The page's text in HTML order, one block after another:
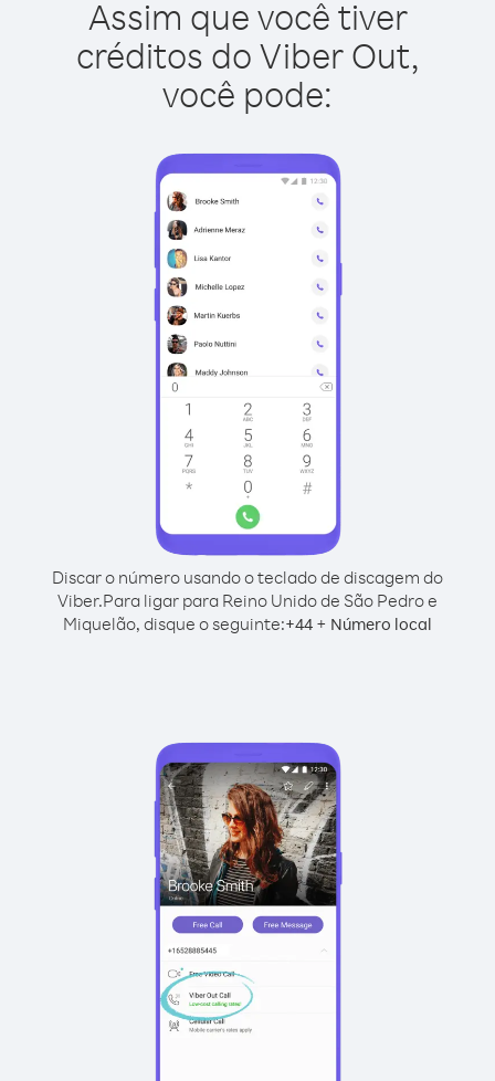
Assim que você tiver
créditos do Viber Out,
você pode:
Discar o número usando o teclado de discagem do
Viber.Para ligar para Reino Unido de São Pedro e
Miquelão, disque o seguinte:+44 + Número local